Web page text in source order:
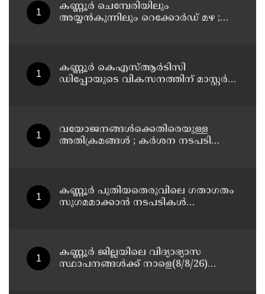
കണ്ണൂർ ചെമ്പേരിയിലും
അയ്യൻകുന്നിലും റെക്കോർഡ് മഴ ;
കണ്ണൂർ കെഎസ്ആർടിസി
ഡിപ്പോയുടെ വികസനത്തിന് മാസ്റ്റർ
വയോജനങ്ങൾക്കെതിരെയുള്ള
അതിക്രമങ്ങൾ ; കർശന നടപടി
കണ്ണൂർ പുതിയതെരുവിലെ ഗതാഗതം
സുഗമമാക്കാന്‍ നടപടികള്‍
കണ്ണൂർ ജില്ലയിലെ വിദ്യാഭ്യാസ
സ്ഥാപനങ്ങള്‍ക്ക് നാളെ(8/8/26)